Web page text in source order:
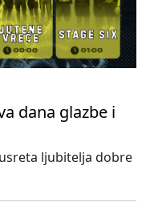
dana glazbe i
ljubitelja dobre